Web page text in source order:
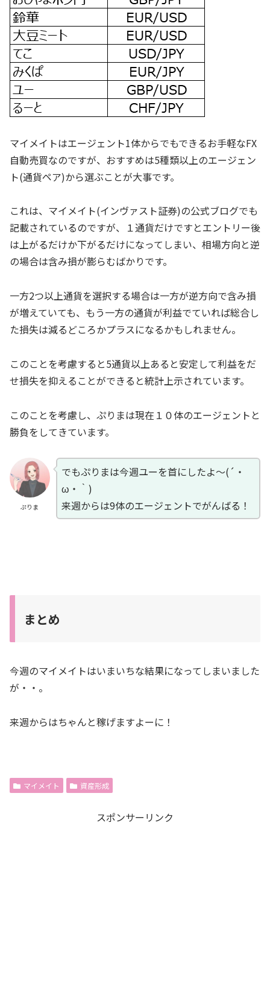
マイメイトはエージェント1体からでもできるお手軽なFX
自動売買なのですが、おすすめは5種類以上のエージェン
ト(通貨ペア)から選ぶことが大事です。
これは、マイメイト(インヴァスト証券)の公式ブログでも
記載されているのですが、１通貨だけですとエントリー後
は上がるだけか下がるだけになってしまい、相場方向と逆
の場合は含み損が膨らむばかりです。
一方2つ以上通貨を選択する場合は一方が逆方向で含み損
が増えていても、もう一方の通貨が利益でていれば総合し
た損失は減るどころかプラスになるかもしれません。
このことを考慮すると5通貨以上あると安定して利益をだ
せ損失を抑えることができると統計上示されています。
このことを考慮し、ぷりまは現在１０体のエージェントと
勝負をしてきています。
ぷりま
でもぷりまは今週ユーを首にしたよ～(´・
ω・｀)
来週からは9体のエージェントでがんばる！
まとめ
今週のマイメイトはいまいちな結果になってしまいました
が・・。
来週からはちゃんと稼げますよーに！
マイメイト 資産形成
スポンサーリンク